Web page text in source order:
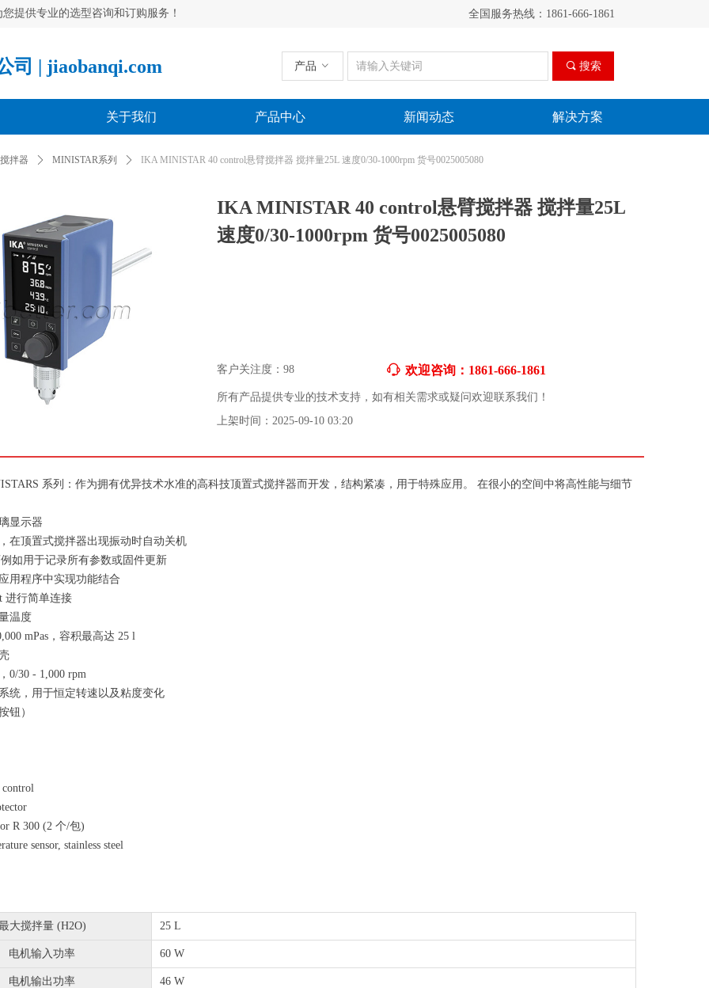
提供专业的选型咨询和订购服务！ 全国服务热线：1861-666-1861
司 | jiaobanqi.com 끠 搜索
产品 ꀁ
关于我们 产品中心 新闻动态 解决方案
IKA MINISTAR 40 control悬臂搅拌器 搅拌量25L
速度0/30-1000rpm 货号0025005080
拌器 ꄲ MINISTAR系列 ꄲ IKA MINISTAR 40 control悬臂搅拌器 搅拌量25L 速度0/30-1000rpm 货号0025005080
上架时间： 2025-09-10 03:20
客户关注度： 98 ꁱ 欢迎咨询：1861-666-1861
系列：作为拥有优异技术水准的高科技顶置式搅拌器而开发，结构紧凑，用于特殊应用。 在很小的空间中将高性能与细节
显示器
在顶置式搅拌器出现振动时自动关机
如用于记录所有参数或固件更新
用程序中实现功能结合
进行简单连接
温度
mPas，容积最高达 25 l
0/30 - 1,000 rpm
统，用于恒定转速以及粘度变化
钮）
R 300 (2 个/包)
sensor, stainless steel
大搅拌量 (H2O) 25 L
电机输入功率 60 W
电机输出功率 46 W
所有产品提供专业的技术支持，如有相关需求或疑问欢迎联系我们！